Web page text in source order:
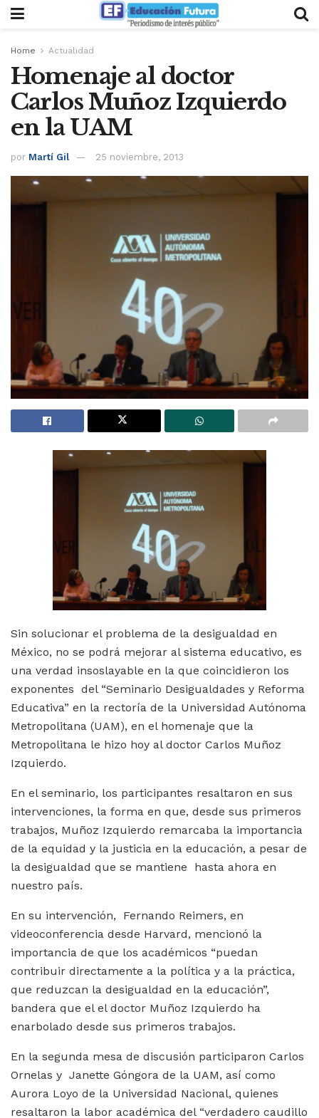
Home Actualidad
Homenaje al doctor
Carlos Muñoz Izquierdo
en la UAM
por Martí Gil 25 noviembre, 2013
Sin solucionar el problema de la desigualdad en
México, no se podrá mejorar al sistema educativo, es
una verdad insoslayable en la que coincidieron los
exponentes del “Seminario Desigualdades y Reforma
Educativa” en la rectoría de la Universidad Autónoma
Metropolitana (UAM), en el homenaje que la
Metropolitana le hizo hoy al doctor Carlos Muñoz
Izquierdo.
En el seminario, los participantes resaltaron en sus
intervenciones, la forma en que, desde sus primeros
trabajos, Muñoz Izquierdo remarcaba la importancia
de la equidad y la justicia en la educación, a pesar de
la desigualdad que se mantiene hasta ahora en
nuestro país.
En su intervención, Fernando Reimers, en
videoconferencia desde Harvard, mencionó la
importancia de que los académicos “puedan
contribuir directamente a la política y a la práctica,
que reduzcan la desigualdad en la educación”,
bandera que el el doctor Muñoz Izquierdo ha
enarbolado desde sus primeros trabajos.
En la segunda mesa de discusión participaron Carlos
Ornelas y Janette Góngora de la UAM, así como
Aurora Loyo de la Universidad Nacional, quienes
resaltaron la labor académica del “verdadero caudillo